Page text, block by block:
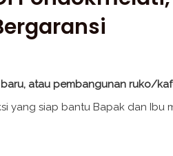
baru, atau pembangunan ruko/
yang siap bantu Bapak dan Ibu